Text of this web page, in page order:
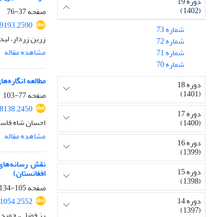
صفحه37-76
زرین زردار،
مشاهده مقاله
مطالعه
صفحه77-103
احسان شاه
مشاهده مقاله
نقش
افغانستان)
صفحه105-134
(1402)
شماره 73
شماره 72
شماره 71
شماره 70
دوره 18
(1401)
دوره 17
(1400)
دوره 16
(1399)
دوره 15
(1398)
دوره 14
(1397)